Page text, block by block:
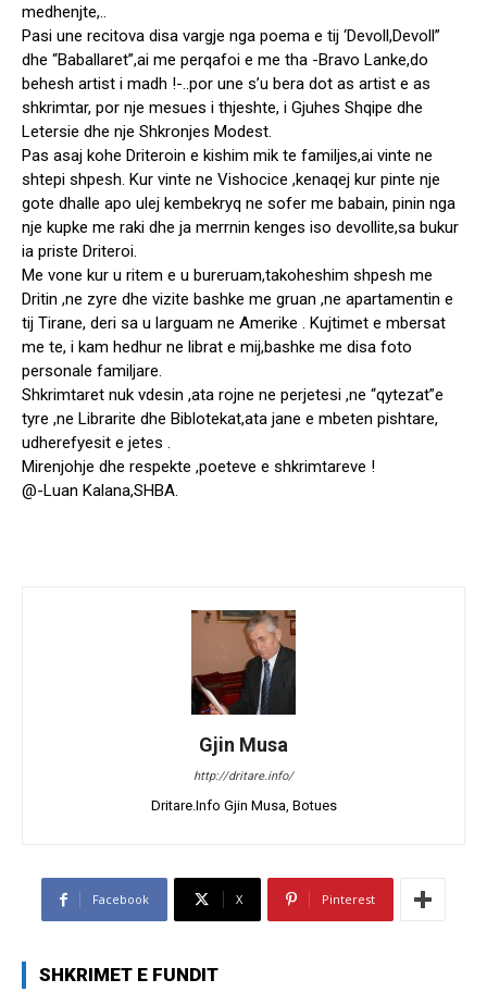
medhenjte,..
Pasi une recitova disa vargje nga poema e tij ‘Devoll,Devoll”
dhe “Baballaret”,ai me perqafoi e me tha -Bravo Lanke,do
behesh artist i madh !-..por une s’u bera dot as artist e as
shkrimtar, por nje mesues i thjeshte, i Gjuhes Shqipe dhe
Letersie dhe nje Shkronjes Modest.
Pas asaj kohe Driteroin e kishim mik te familjes,ai vinte ne
shtepi shpesh. Kur vinte ne Vishocice ,kenaqej kur pinte nje
gote dhalle apo ulej kembekryq ne sofer me babain, pinin nga
nje kupke me raki dhe ja merrnin kenges iso devollite,sa bukur
ia priste Driteroi.
Me vone kur u ritem e u bureruam,takoheshim shpesh me
Dritin ,ne zyre dhe vizite bashke me gruan ,ne apartamentin e
tij Tirane, deri sa u larguam ne Amerike . Kujtimet e mbersat
me te, i kam hedhur ne librat e mij,bashke me disa foto
personale familjare.
Shkrimtaret nuk vdesin ,ata rojne ne perjetesi ,ne “qytezat”e
tyre ,ne Librarite dhe Biblotekat,ata jane e mbeten pishtare,
udherefyesit e jetes .
Mirenjohje dhe respekte ,poeteve e shkrimtareve !
@-Luan Kalana,SHBA.
Gjin Musa
http://dritare.info/
Dritare.Info Gjin Musa, Botues
Facebook X Pinterest
SHKRIMET E FUNDIT